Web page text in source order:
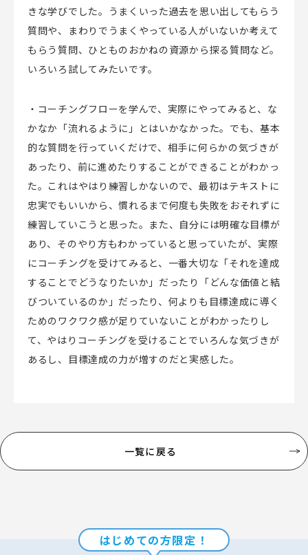
きな学びでした。うまくいった過去を思い出してもらう
質問や、まわりでうまくやっている人がいないか考えて
もらう質問、ひとものおかねの資源から探る質問など。
いろいろ試してみたいです。
・コーチングフローを学んで、実際にやってみると、な
かなか「流れるように」とはいかなかった。でも、基本
的な質問を行っていくだけで、相手に何らかの気づきが
あったり、前に進めたりすることができることがわかっ
た。これはやはり練習しかないので、最初はテキストに
忠実でもいいから、慣れるまで何度も失敗をおそれずに
練習していこうと思った。また、自分には明確な目標が
あり、そのやり方もわかっていると思っていたが、実際
にコーチングを受けてみると、一番大切な「それを達成
することでどうなりたいか」だったり「どんな価値と結
びついているのか」だったり、何よりも目標達成に導く
ためのワクワク感が足りていないことがわかったりし
て、やはりコーチングを受けることでいろんな気づきが
あるし、目標達成の力が増すのだと実感した。
一覧に戻る
はじめての方限定！